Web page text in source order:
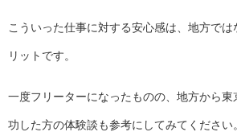
こういった仕事に対する安心感は、地方では
リットです。
一度フリーターになったものの、地方から
功した方の体験談も参考にしてみてください。